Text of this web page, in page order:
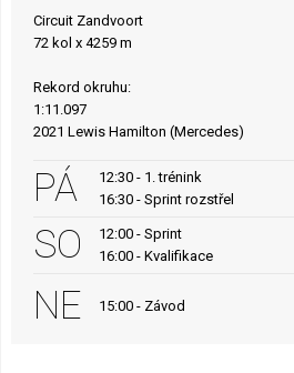
Circuit Zandvoort
72 kol x 4259 m
Rekord okruhu:
1:11.097
2021 Lewis Hamilton (Mercedes)
PÁ
12:30 - 1. trénink
16:30 - Sprint rozstřel
SO
12:00 - Sprint
16:00 - Kvalifikace
NE 15:00 - Závod